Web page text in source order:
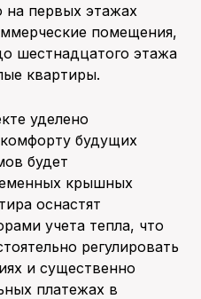
на первых этажах
помещения,
шестнадцатого этажа
квартиры.
уделено
будущих
будет
крышных
оснастят
учета тепла, что
регулировать
и существенно
платежах в